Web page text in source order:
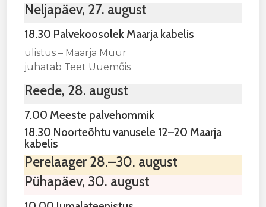
Neljapäev, 27. august
18.30 Palvekoosolek Maarja kabelis
ülistus – Maarja Müür
juhatab Teet Uuemõis
Reede, 28. august
7.00 Meeste palvehommik
18.30 Noorteõhtu vanusele 12–20 Maarja
kabelis
Perelaager 28.–30. august
Pühapäev, 30. august